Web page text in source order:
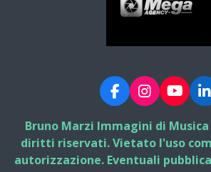
F
a
c
e
b
o
I
n
s
t
a
g
Y
o
u
T
u
b
L
i
n
k
e
d
Bruno Marzi Immagini di
diritti riservati. Vietato l'uso
autorizzazione. Eventuali